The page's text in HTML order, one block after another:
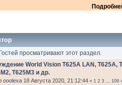
просматривают этот раздел.
World Vision T625A LAN, T625A,
T625M3 и др.
ooolexa 18 Августа 2020, 21:12:44 « 1 2 3 109